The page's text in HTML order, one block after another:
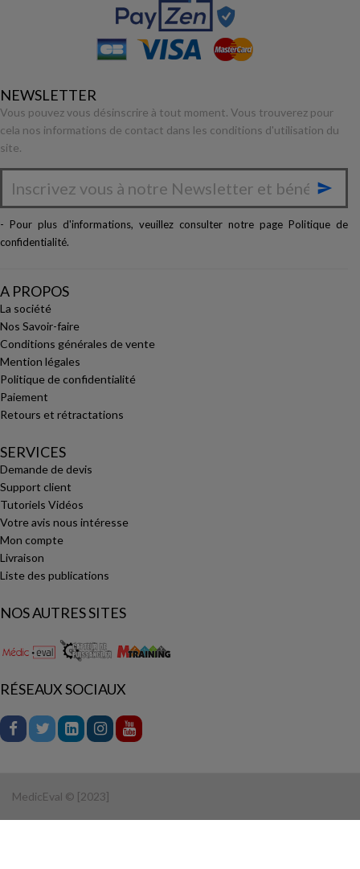
NEWSLETTER
Vous pouvez vous désinscrire à tout moment. Vous trouverez pour
cela nos informations de contact dans les conditions d'utilisation du
site.

- Pour plus d'informations, veuillez consulter notre page Politique de
confidentialité.
A PROPOS
La société
Nos Savoir-faire
Conditions générales de vente
Mention légales
Politique de confidentialité
Paiement
Retours et rétractations
SERVICES
Demande de devis
Support client
Tutoriels Vidéos
Votre avis nous intéresse
Mon compte
Livraison
Liste des publications
NOS AUTRES SITES
RÉSEAUX SOCIAUX
MedicEval © [2023]